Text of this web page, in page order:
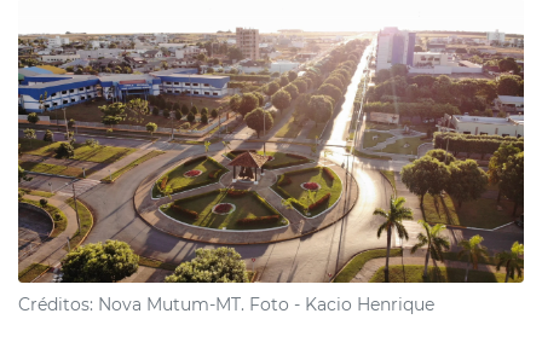
Créditos: Nova Mutum-MT. Foto - Kacio Henrique